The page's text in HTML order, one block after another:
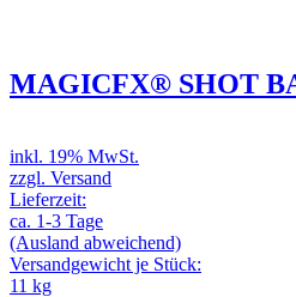
MAGICFX® SHOT
inkl. 19% MwSt.
zzgl. Versand
Lieferzeit:
ca. 1-3 Tage
(Ausland abweichend)
Versandgewicht je Stück:
11 kg